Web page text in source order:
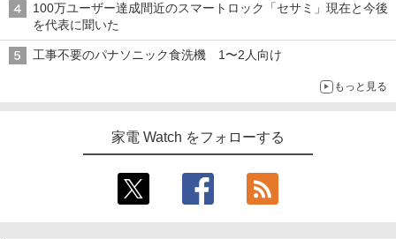
100万ユーザー達成間近のスマートロック「セサミ」現在と今後
を代表に聞いた
工事不要のパナソニック食洗機 1〜2人向け
もっと見る
家電 Watch をフォローする